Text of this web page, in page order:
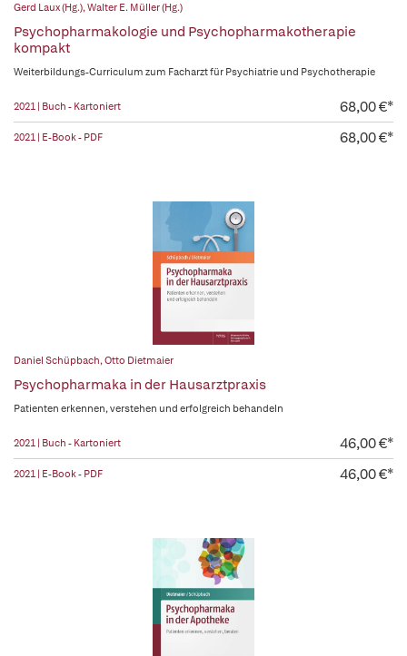
Gerd Laux (Hg.),Walter E. Müller (Hg.)
Psychopharmakologie und Psychopharmakotherapie
kompakt
Weiterbildungs-Curriculum zum Facharzt für Psychiatrie und Psychotherapie
2021 | Buch - Kartoniert 68,00 €*
2021 | E-Book - PDF 68,00 €*
Daniel Schüpbach,Otto Dietmaier
Psychopharmaka in der Hausarztpraxis
Patienten erkennen, verstehen und erfolgreich behandeln
2021 | Buch - Kartoniert 46,00 €*
2021 | E-Book - PDF 46,00 €*